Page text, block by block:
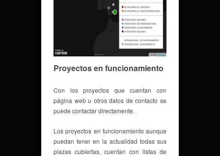
Proyectos en funcionamiento
Con los proyectos que cuentan con
página web u otros datos de contacto se
puede contactar directamente.
Los proyectos en funcionamiento aunque
puedan tener en la actualidad todas sus
plazas cubiertas, cuentan con listas de